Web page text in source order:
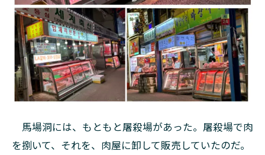
馬場洞には、もともと屠殺場があった。屠殺場で肉
を捌いて、それを、肉屋に卸して販売していたのだ。